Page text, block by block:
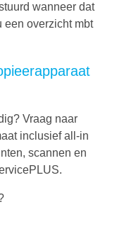
wanneer dat
een overzicht mbt
Vraag naar
inclusief all-in
scannen en